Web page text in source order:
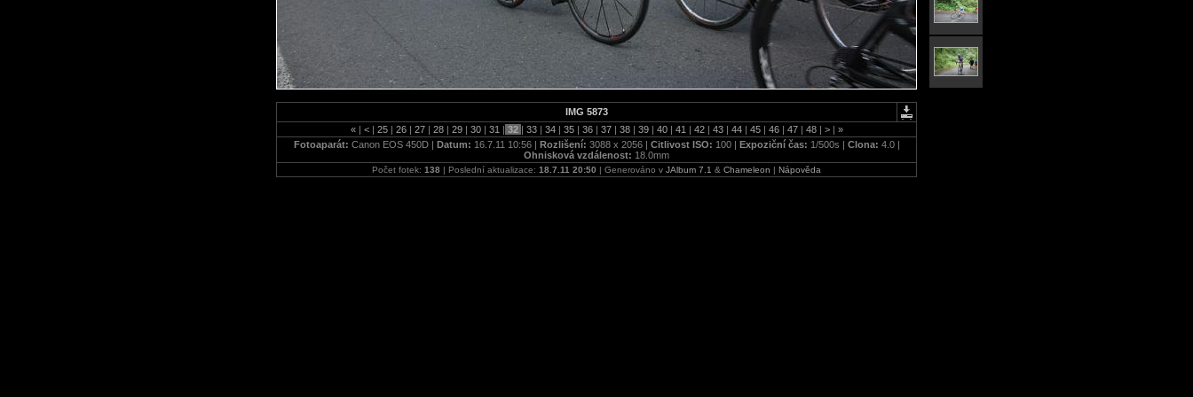
IMG 5873
« | < | 25 | 26 | 27 | 28 | 29 | 30 | 31 | 32 | 33 | 34 | 35 | 36 | 37 | 38 | 39 | 40 | 41 | 42 | 43 | 44 | 45 | 46 | 47 | 48 | > | »
Fotoaparát: Canon EOS 450D | Datum: 16.7.11 10:56 | Rozlišení: 3088 x 2056 | Citlivost ISO: 100 | Expoziční čas: 1/500s | Clona: 4.0 |
Ohnisková vzdálenost: 18.0mm
Počet fotek: 138 | Poslední aktualizace: 18.7.11 20:50 | Generováno v JAlbum 7.1 & Chameleon | Nápověda